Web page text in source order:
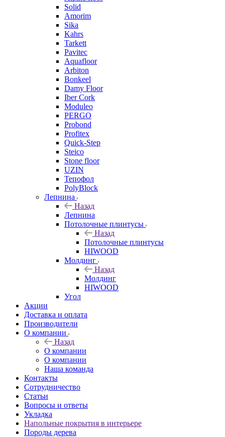
Solid
Amorim
Sika
Kahrs
Tarkett
Pavitec
Aquafloor
Arbiton
Bonkeel
Damy Floor
Iber Cork
Moduleo
PERGO
Probond
Profitex
Quick-Step
Steico
Stone floor
UZIN
Тепофол
PolyBlock
Лепнина
Назад
Лепнина
Потолочные плинтусы
Назад
Потолочные плинтусы
HIWOOD
Молдинг
Назад
Молдинг
HIWOOD
Угол
Акции
Доставка и оплата
Производители
О компании
Назад
О компании
О компании
Наша команда
Контакты
Сотрудничество
Статьи
Вопросы и ответы
Укладка
Напольные покрытия в интерьере
Породы дерева